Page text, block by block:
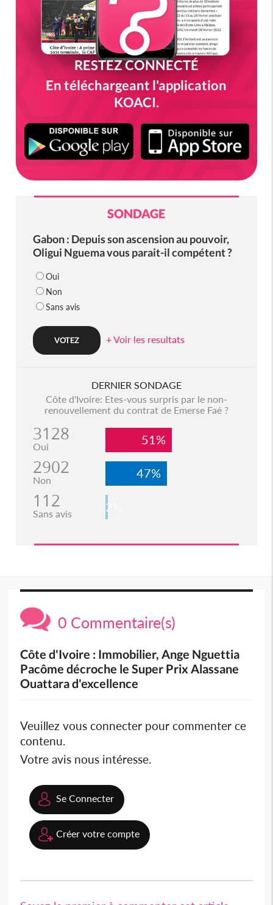
RESTEZ CONNECTÉ
En téléchargeant l'application
KOACI.
SONDAGE
Gabon : Depuis son ascension au pouvoir,
Oligui Nguema vous parait-il compétent ?
Oui
Non
Sans avis
+ Voir les resultats
DERNIER SONDAGE
Côte d'Ivoire: Etes-vous surpris par le non-
renouvellement du contrat de Emerse Faé ?
3128
Oui 51%
2902
Non 47%
112
Sans avis 2%
0 Commentaire(s)
Côte d'Ivoire : Immobilier, Ange Nguettia
Pacôme décroche le Super Prix Alassane
Ouattara d'excellence
Veuillez vous connecter pour commenter ce
contenu.
Votre avis nous intéresse.
Se Connecter
Créer votre compte